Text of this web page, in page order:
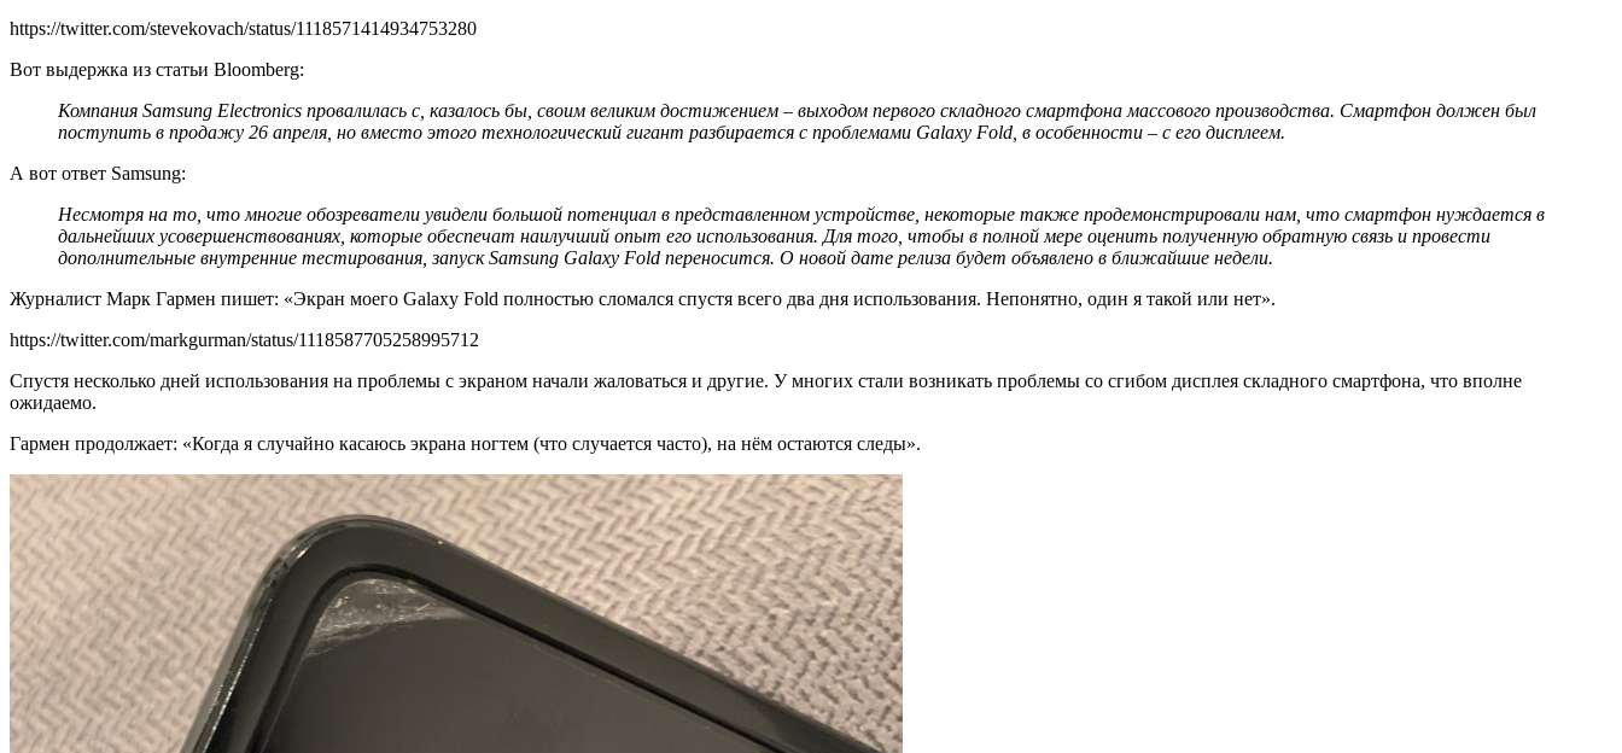
https://twitter.com/stevekovach/status/1118571414934753280
Вот выдержка из статьи Bloomberg:
Компания Samsung Electronics провалилась с, казалось бы, своим великим достижением – выходом первого складного смартфона массового производства. Смартфон должен был
поступить в продажу 26 апреля, но вместо этого технологический гигант разбирается с проблемами Galaxy Fold , в особенности – с его дисплеем.
А вот ответ Samsung:
Несмотря на то, что многие обозреватели увидели большой потенциал в представленном устройстве, некоторые также продемонстрировали нам, что смартфон нуждается в
дальнейших усовершенствованиях, которые обеспечат наилучший опыт его использования. Для того, чтобы в полной мере оценить полученную обратную связь и провести
дополнительные внутренние тестирования, запуск Samsung Galaxy Fold переносится. О новой дате релиза будет объявлено в ближайшие недели.
Журналист Марк Гармен пишет: «Экран моего Galaxy Fold полностью сломался спустя всего два дня использования. Непонятно, один я такой или нет».
https://twitter.com/markgurman/status/1118587705258995712
Спустя несколько дней использования на проблемы с экраном начали жаловаться и другие. У многих стали возникать проблемы со сгибом дисплея складного смартфона, что вполне
ожидаемо.
Гармен продолжает: «Когда я случайно касаюсь экрана ногтем (что случается часто), на нём остаются следы».